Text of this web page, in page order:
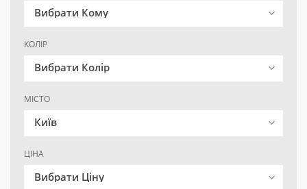
Вибрати Кому
КОЛІР
Вибрати Колір
МІСТО
Київ
ЦІНА
Вибрати Ціну